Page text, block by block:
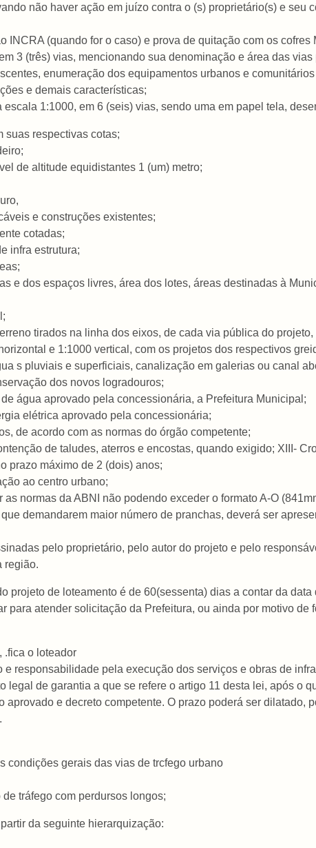
não haver ação em juízo contra o (s) proprietário(s) e seu
INCRA (quando for o caso) e prova de quitação com os cofres
3 (três) vias, mencionando sua denominação e área das
enumeração dos equipamentos urbanos e
e demais características;
1:1000, em 6 (seis) vias, sendo uma em papel tela,
suas respectivas cotas;
de altitude equidistantes 1 (um) metro;
e construções existentes;
cotadas;
infra estrutura;
e dos espaços livres, área dos lotes, áreas destinadas à
tirados na linha dos eixos, de cada via pública do
e 1:1000 vertical, com os projetos dos respectivos
s pluviais e superficiais, canalização em galerias ou canal
dos novos logradouros;
água aprovado pela concessionária, a Prefeitura Municipal;
elétrica aprovado pela concessionária;
de acordo com as normas do órgão competente;
de taludes, aterros e encostas, quando exigido; XIII-
prazo máximo de 2 (dois) anos;
ao centro urbano;
normas da ABNI não podendo exceder o formato A-O
demandarem maior número de pranchas, deverá ser
pelo proprietário, pelo autor do projeto e pelo
região.
projeto de loteamento é de 60(sessenta) dias a contar da
para atender solicitação da Prefeitura, ou ainda por motivo de
.fica o loteador
responsabilidade pela execução dos serviços e obras de
legal de garantia a que se refere o artigo 11 desta lei, após o
e decreto competente. O prazo poderá ser dilatado,
condições gerais das vias de trcfego urbano
tráfego com perdursos longos;
da seguinte hierarquização: